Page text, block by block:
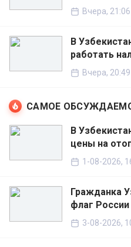
Вчера, 21:06
В
работать
Вчера, 20:49
САМОЕ
В
цены на
1-08-2026,
Гражданка
флаг России
3-08-2026,